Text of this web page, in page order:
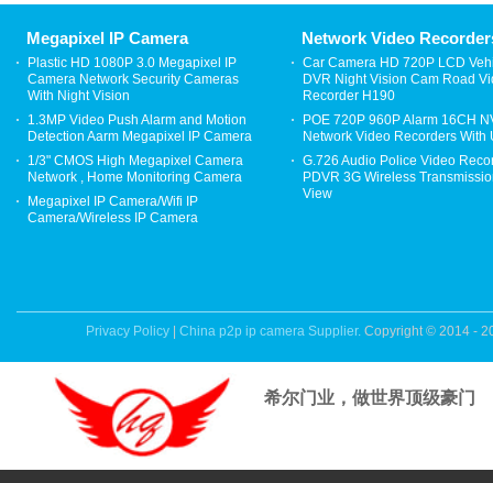
Megapixel IP Camera
Plastic HD 1080P 3.0 Megapixel IP
Camera Network Security Cameras
With Night Vision
1.3MP Video Push Alarm and Motion
Detection Aarm Megapixel IP Camera
1/3" CMOS High Megapixel Camera
Network , Home Monitoring Camera
Megapixel IP Camera/Wifi IP
Camera/Wireless IP Camera
Network Video
Car Camera HD 720P LCD
DVR Night Vision Cam Road
Recorder H190
POE 720P 960P Alarm 16CH
Network Video Recorders With
G.726 Audio Police Video
PDVR 3G Wireless
View
Privacy Policy| China p2p ip camera Supplier. Copyright © 2014 -
希尔门业，做世界顶级豪门